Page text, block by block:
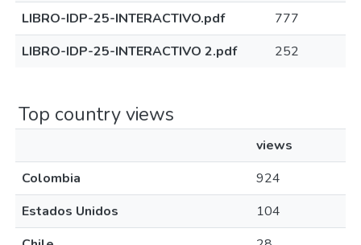
LIBRO-IDP-25-INTERACTIVO.pdf
777
LIBRO-IDP-25-INTERACTIVO 2.pdf
252
Top country views
views
Colombia
924
Estados Unidos
104